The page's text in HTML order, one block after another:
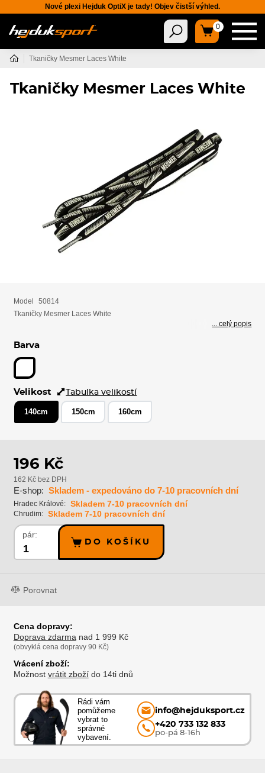
Nové plexi Hejduk OptiX je tady! Objev čistší výhled.
0
Tkaničky Mesmer Laces White
Tkaničky Mesmer Laces White
Model
50814
Tkaničky Mesmer Laces White
... celý popis
Barva
Velikost Tabulka velikostí
140cm 150cm 160cm
196 Kč
162 Kč bez DPH
E-shop: Skladem - expedováno do 7-10 pracovních dní
Hradec Králové: Skladem 7-10 pracovních dní
Chrudim: Skladem 7-10 pracovních dní
pár:
DO KOŠÍKU
Porovnat
Cena dopravy:
Doprava zdarma nad 1 999 Kč
(obvyklá cena dopravy 90 Kč)
Vrácení zboží:
Možnost vrátit zbožído 14ti dnů
Rádi vám
pomůžeme
vybrat to
správné
vybavení.
info@hejduksport.cz
+420 733 132 833
po-pá 8-16h